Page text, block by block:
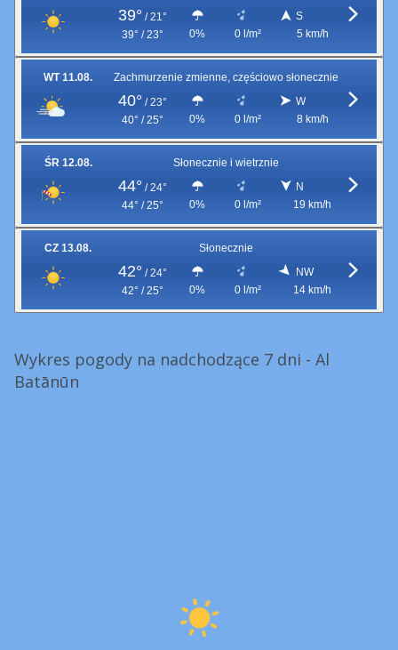
39° / 21°
39° / 23°
0% 0 l/m²
S
5 km/h
WT 11.08. Zachmurzenie zmienne, częściowo słonecznie
40° / 23°
40° / 25°
0% 0 l/m²
W
8 km/h
ŚR 12.08. Słonecznie i wietrznie
44° / 24°
44° / 25°
0% 0 l/m²
N
19 km/h
CZ 13.08. Słonecznie
42° / 24°
42° / 25°
0% 0 l/m²
NW
14 km/h
Wykres pogody na nadchodzące 7 dni - Al
Batānūn